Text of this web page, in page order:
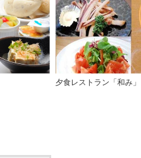
夕食レストラン「和み